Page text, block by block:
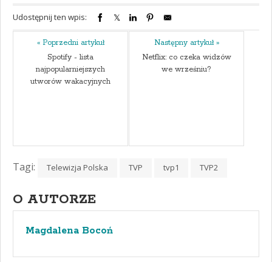
Udostępnij ten wpis:
« Poprzedni artykuł
Spotify - lista
najpopularniejszych
utworów wakacyjnych
Następny artykuł »
Netflix: co czeka widzów
we wrześniu?
Tagi: Telewizja Polska TVP tvp1 TVP2
O AUTORZE
Magdalena Bocoń